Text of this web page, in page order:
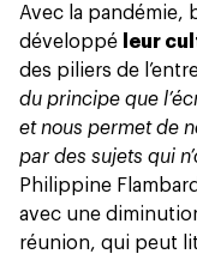
Avec la pandémie,
développé
leur
des piliers de
du principe que
et nous permet de
par des sujets qui
Philippine
avec une
réunion, qui peut